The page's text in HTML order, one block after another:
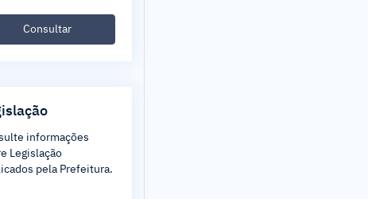
Consultar
informações
Legislação
pela Prefeitura.